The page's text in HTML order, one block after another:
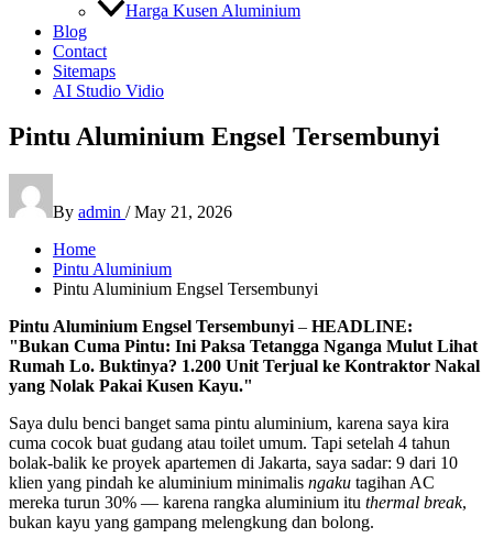
Harga Kusen Aluminium
Blog
Contact
Sitemaps
AI Studio Vidio
Pintu Aluminium Engsel Tersembunyi
By admin /May 21, 2026
Home
Pintu Aluminium
Pintu Aluminium Engsel Tersembunyi
Pintu Aluminium Engsel Tersembunyi – HEADLINE:
"Bukan Cuma Pintu: Ini Paksa Tetangga Nganga Mulut Lihat
Rumah Lo. Buktinya? 1.200 Unit Terjual ke Kontraktor Nakal
yang Nolak Pakai Kusen Kayu."
Saya dulu benci banget sama pintu aluminium, karena saya kira
cuma cocok buat gudang atau toilet umum. Tapi setelah 4 tahun
bolak-balik ke proyek apartemen di Jakarta, saya sadar: 9 dari 10
klien yang pindah ke aluminium minimalis ngaku tagihan AC
mereka turun 30% — karena rangka aluminium itu thermal break,
bukan kayu yang gampang melengkung dan bolong.